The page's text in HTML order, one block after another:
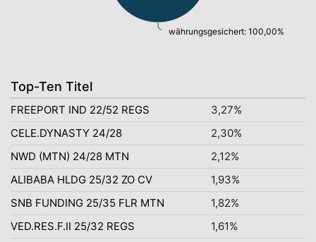
währungsgesichert: 100,00%
Top-Ten Titel
FREEPORT IND 22/52 REGS
3,27%
CELE.DYNASTY 24/28
2,30%
NWD (MTN) 24/28 MTN
2,12%
ALIBABA HLDG 25/32 ZO CV
1,93%
SNB FUNDING 25/35 FLR MTN
1,82%
VED.RES.F.II 25/32 REGS
1,61%